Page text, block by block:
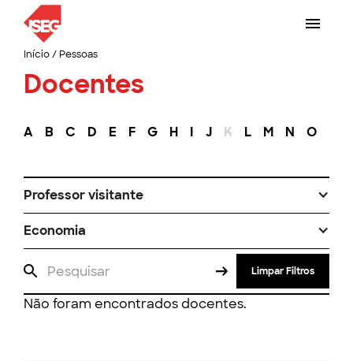
Início/ Pessoas
Docentes
A B C D E F G H I J K L M N O
Professor visitante
Economia
Limpar Filtros
Não foram encontrados docentes.